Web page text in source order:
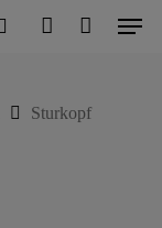
Menu
Sturkopf